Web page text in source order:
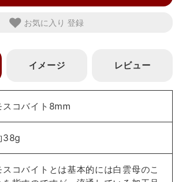
お気に入り
イメージ レビュー
スコバイト8mm
38g
スコバイトとは基本的には白雲母のこ